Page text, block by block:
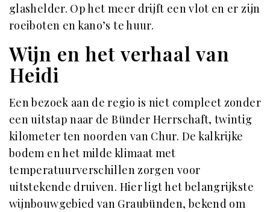
glashelder. Op het meer drijft een vlot en er zijn
roeiboten en kano’s te huur.
Wijn en het verhaal van
Heidi
Een bezoek aan de regio is niet compleet zonder
een uitstap naar de Bünder Herrschaft, twintig
kilometer ten noorden van Chur. De kalkrijke
bodem en het milde klimaat met
temperatuurverschillen zorgen voor
uitstekende druiven. Hier ligt het belangrijkste
wijnbouwgebied van Graubünden, bekend om